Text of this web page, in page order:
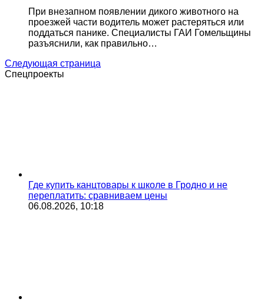
При внезапном появлении дикого животного на
проезжей части водитель может растеряться или
поддаться панике. Специалисты ГАИ Гомельщины
разъяснили, как правильно…
Следующая страница
Спецпроекты
Где купить канцтовары к школе в Гродно и не
переплатить: сравниваем цены
06.08.2026, 10:18